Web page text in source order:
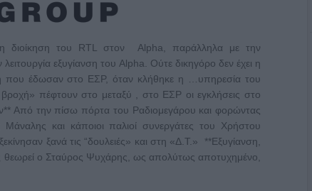
η διοίκηση του RTL στον Alpha, παράλληλα με την
εξυγίανση του Alpha. Ούτε δικηγόρο δεν έχει η
έδωσαν στο ΕΣΡ, όταν κλήθηκε η …υπηρεσία του
πέφτουν στο μεταξύ , στο ΕΣΡ οι εγκλήσεις στο
Από την πίσω πόρτα του Ραδιομεγάρου και φορώντας
και κάποιοι παλιοί συνεργάτες του Χρήστου
ξανά τις “δουλειές» και στη «Δ.Τ.» **Εξυγίανση,
θεωρεί ο Σταύρος Ψυχάρης, ως απολύτως αποτυχημένο,